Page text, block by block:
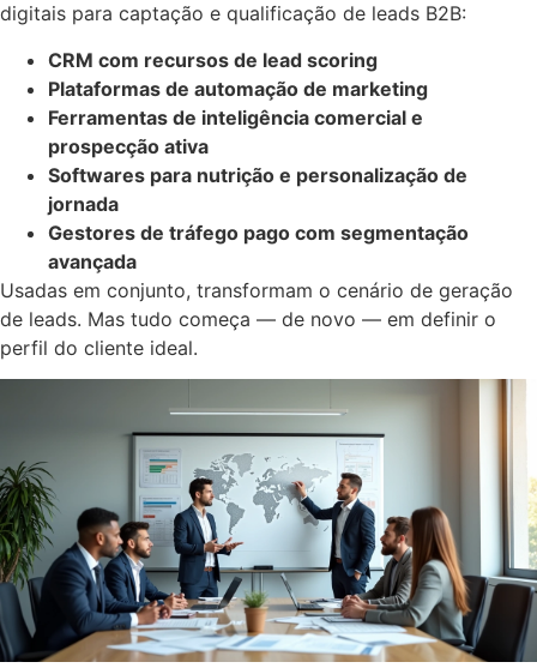
digitais para captação e qualificação de leads B2B:
CRM com recursos de lead scoring
Plataformas de automação de marketing
Ferramentas de inteligência comercial e
prospecção ativa
Softwares para nutrição e personalização de
jornada
Gestores de tráfego pago com segmentação
avançada
Usadas em conjunto, transformam o cenário de geração
de leads. Mas tudo começa — de novo — em definir o
perfil do cliente ideal.